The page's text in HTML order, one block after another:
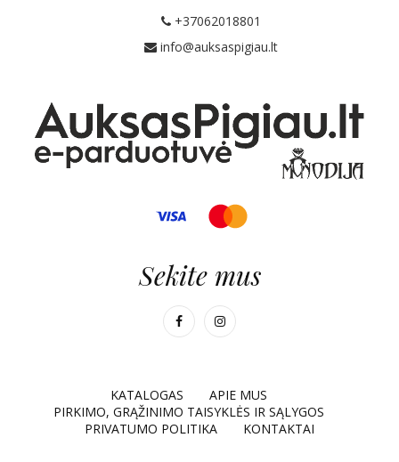
+37062018801
info@auksaspigiau.lt
Sekite mus
KATALOGAS
APIE MUS
PIRKIMO, GRĄŽINIMO TAISYKLĖS IR SĄLYGOS
PRIVATUMO POLITIKA
KONTAKTAI